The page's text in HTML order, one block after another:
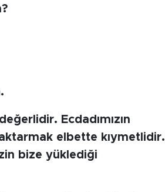
Ecdadımızın
elbette kıymetlidir.
bize yüklediği